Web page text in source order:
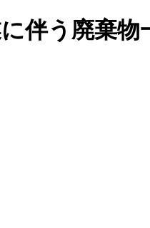
伴う廃棄物